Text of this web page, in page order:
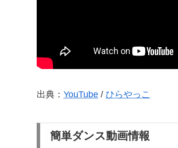
出典： YouTube / ひらやっこ
簡単ダンス動画情報